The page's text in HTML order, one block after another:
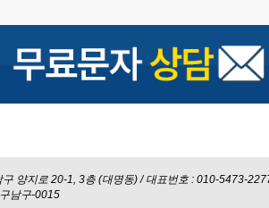
양지로 20-1, 3층 (대명동) / 대표번호 : 010-5473-
남구-0015